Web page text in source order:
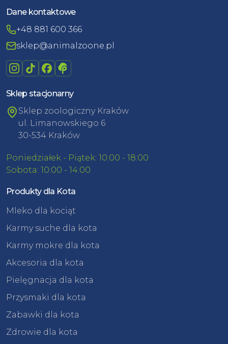
Dane kontaktowe
+48 881 600 366
sklep@animalzoone.pl
Sklep stacjonarny
Sklep zoologiczny Kraków
ul. Limanowskiego 6
30-534 Kraków
Poniedziałek - Piątek: 10:00 - 18:00
Sobota: 10:00 - 14:00
Produkty dla Kota
Mleko dla kociąt
Karmy suche dla kota
Karmy mokre dla kota
Akcesoria dla kota
Pielęgnacja dla kota
Przysmaki dla kota
Zabawki dla kota
Zdrowie dla kota